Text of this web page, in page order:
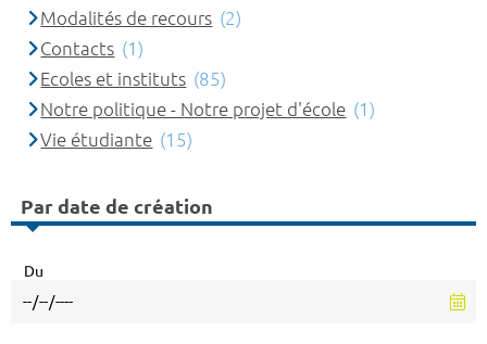
Modalités de recours (2)
Contacts (1)
Ecoles et instituts (85)
Notre politique - Notre projet d'école (1)
Vie étudiante (15)
Par date de création
Du